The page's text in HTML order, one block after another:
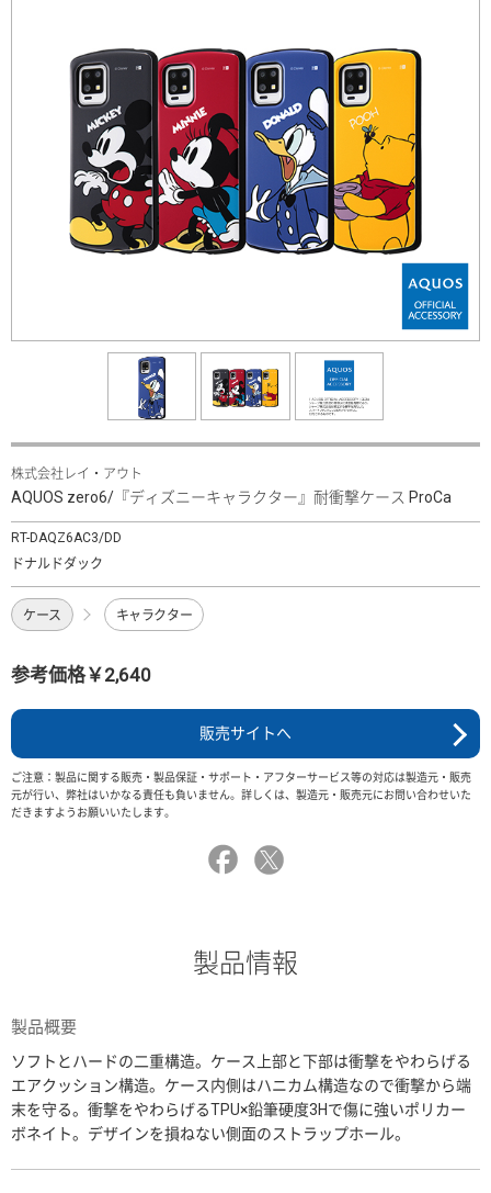
株式会社レイ・アウト
AQUOS zero6/『ディズニーキャラクター』耐衝撃ケース ProCa
RT-DAQZ6AC3/DD
ドナルドダック
ケース キャラクター
参考価格￥2,640
販売サイトへ
ご注意：製品に関する販売・製品保証・サポート・アフターサービス等の対応は製造元・販売
元が行い、弊社はいかなる責任も負いません。詳しくは、製造元・販売元にお問い合わせいた
だきますようお願いいたします。
製品情報
製品概要
ソフトとハードの二重構造。ケース上部と下部は衝撃をやわらげる
エアクッション構造。ケース内側はハニカム構造なので衝撃から端
末を守る。衝撃をやわらげるTPU×鉛筆硬度3Hで傷に強いポリカー
ボネイト。デザインを損ねない側面のストラップホール。